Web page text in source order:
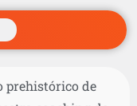
prehistórico de